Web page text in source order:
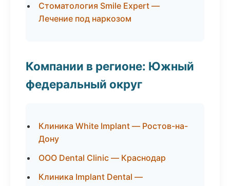
Стоматология Smile Expert —
Лечение под наркозом
Компании в регионе: Южный
федеральный округ
Клиника White Implant — Ростов-на-
Дону
ООО Dental Clinic — Краснодар
Клиника Implant Dental —